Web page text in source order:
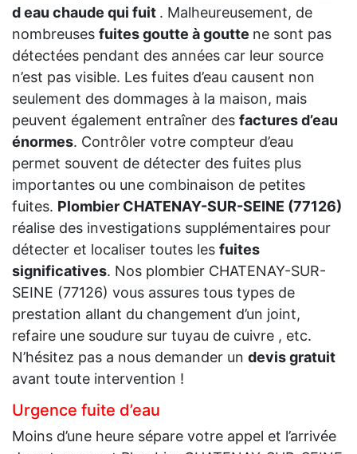
d eau chaude qui fuit . Malheureusement, de
nombreuses fuites goutte à goutte ne sont pas
détectées pendant des années car leur source
n’est pas visible. Les fuites d’eau causent non
seulement des dommages à la maison, mais
peuvent également entraîner des factures d’eau
énormes. Contrôler votre compteur d’eau
permet souvent de détecter des fuites plus
importantes ou une combinaison de petites
fuites. Plombier CHATENAY-SUR-SEINE (77126)
réalise des investigations supplémentaires pour
détecter et localiser toutes les fuites
significatives. Nos plombier CHATENAY-SUR-
SEINE (77126) vous assures tous types de
prestation allant du changement d’un joint,
refaire une soudure sur tuyau de cuivre , etc.
N’hésitez pas a nous demander un devis gratuit
avant toute intervention !
Urgence fuite d’eau
Moins d’une heure sépare votre appel et l’arrivée